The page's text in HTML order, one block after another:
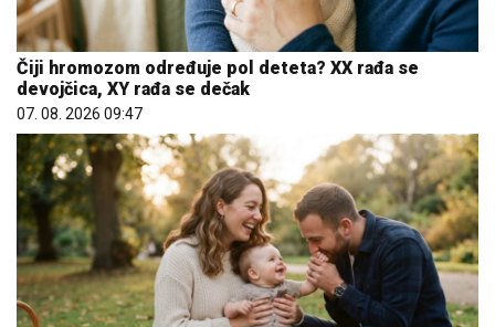
Čiji hromozom određuje pol deteta? XX rađa se
devojčica, XY rađa se dečak
07. 08. 2026 09:47